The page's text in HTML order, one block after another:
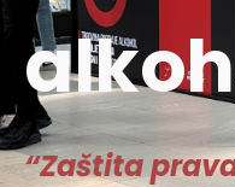
“Zaštita